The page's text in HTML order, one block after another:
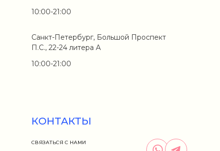
10:00-21:00
Санкт-Петербург, Большой Проспект
П.С., 22-24 литера А
10:00-21:00
КОНТАКТЫ
СВЯЗАТЬСЯ С НАМИ